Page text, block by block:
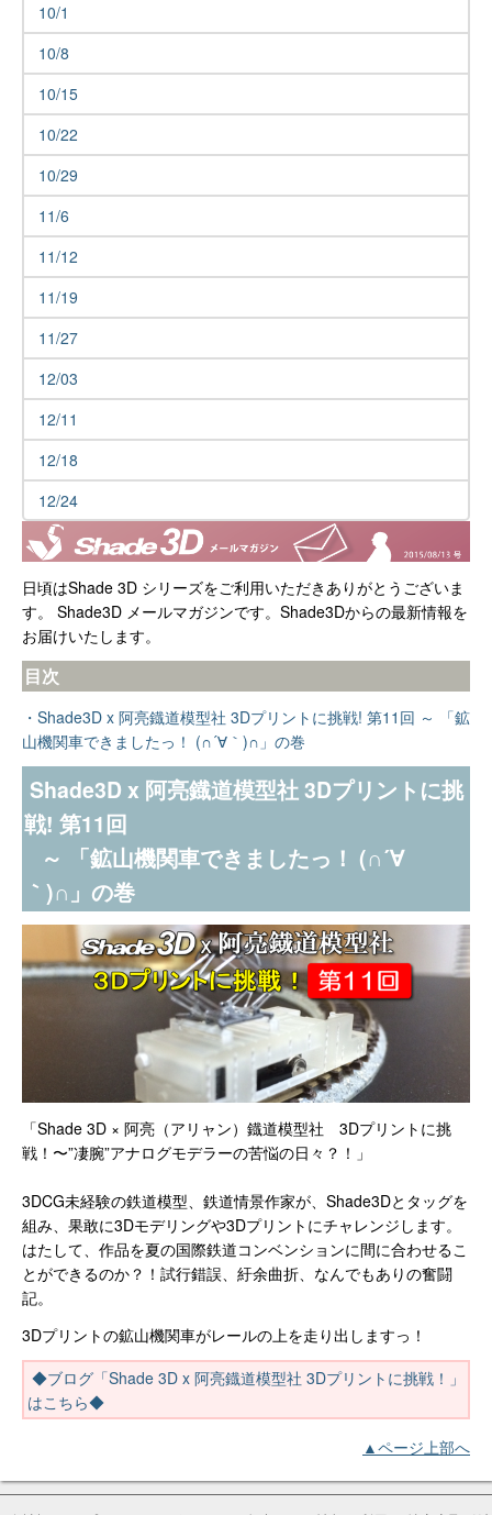
10/1
10/8
10/15
10/22
10/29
11/6
11/12
11/19
11/27
12/03
12/11
12/18
12/24
日頃はShade 3D シリーズをご利用いただきありがとうございま
す。 Shade3D メールマガジンです。Shade3Dからの最新情報を
お届けいたします。
目次
・Shade3D x 阿亮鐡道模型社 3Dプリントに挑戦! 第11回 ～ 「鉱
山機関車できましたっ！ (∩´∀｀)∩」の巻
Shade3D x 阿亮鐡道模型社 3Dプリントに挑
戦! 第11回
～ 「鉱山機関車できましたっ！ (∩´∀
｀)∩」の巻
「Shade 3D × 阿亮（アリャン）鐡道模型社 3Dプリントに挑
戦！〜”凄腕”アナログモデラーの苦悩の日々？！」
3DCG未経験の鉄道模型、鉄道情景作家が、Shade3Dとタッグを
組み、果敢に3Dモデリングや3Dプリントにチャレンジします。
はたして、作品を夏の国際鉄道コンベンションに間に合わせるこ
とができるのか？！試行錯誤、紆余曲折、なんでもありの奮闘
記。
3Dプリントの鉱山機関車がレールの上を走り出しますっ！
◆ブログ「Shade 3D x 阿亮鐡道模型社 3Dプリントに挑戦！」
はこちら◆
▲ページ上部へ